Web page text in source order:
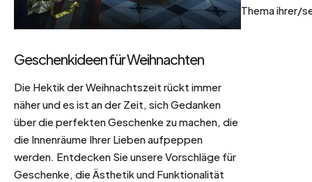
Geschenkideen für Weihnachten
Die Hektik der Weihnachtszeit rückt immer
näher und es ist an der Zeit, sich Gedanken
über die perfekten Geschenke zu machen, die
die Innenräume Ihrer Lieben aufpeppen
werden. Entdecken Sie unsere Vorschläge für
Geschenke, die Ästhetik und Funktionalität
Thema ihrer/